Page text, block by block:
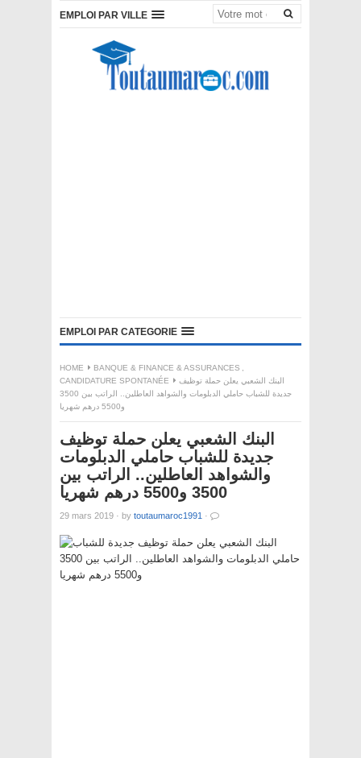
EMPLOI PAR VILLE
EMPLOI PAR CATEGORIE
HOME BANQUE & FINANCE & ASSURANCES ,
CANDIDATURE SPONTANÉE
البنك الشعبي يعلن حملة توظيف
جديدة للشباب حاملي الدبلومات والشواهد العاطلين.. الراتب بين 3500
و5500 درهم شهريا
البنك الشعبي يعلن حملة توظيف
جديدة للشباب حاملي الدبلومات
والشواهد العاطلين.. الراتب بين
3500 و5500 درهم شهريا
29 mars 2019 · by toutaumaroc1991 ·